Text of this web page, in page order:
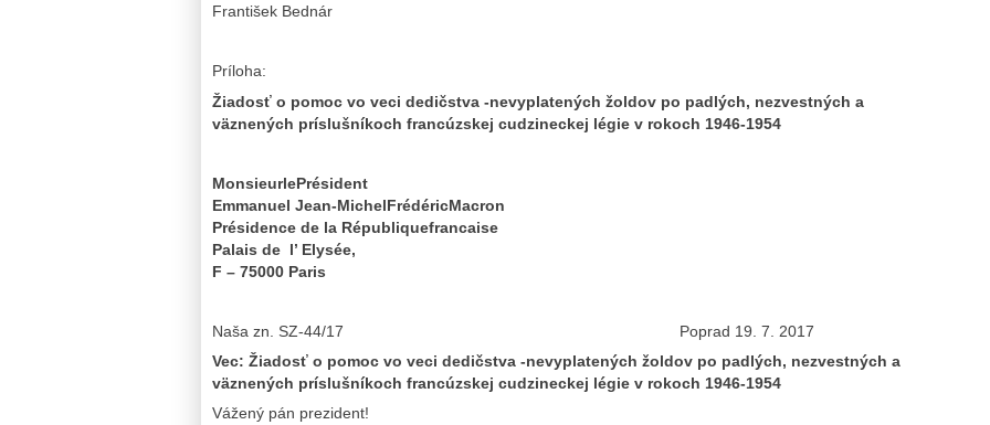
František Bednár
Príloha:
Žiadosť o pomoc vo veci dedičstva -nevyplatených žoldov po padlých, nezvestných a
väznených príslušníkoch francúzskej cudzineckej légie v rokoch 1946-1954
MonsieurlePrésident
Emmanuel Jean-MichelFrédéricMacron
Présidence de la Républiquefrancaise
Palais de l’ Elysée,
F – 75000 Paris
Naša zn. SZ-44/17 Poprad 19. 7. 2017
Vec: Žiadosť o pomoc vo veci dedičstva -nevyplatených žoldov po padlých, nezvestných a
väznených príslušníkoch francúzskej cudzineckej légie v rokoch 1946-1954
Vážený pán prezident!